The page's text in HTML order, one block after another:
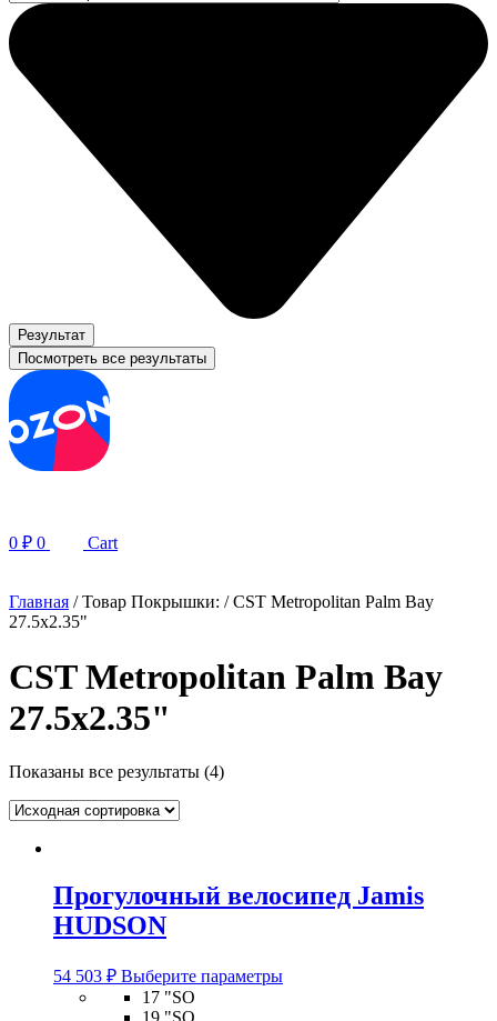
Результат
Посмотреть все результаты
0 ₽ 0 Cart
Главная / Товар Покрышки: / CST Metropolitan Palm Bay
27.5x2.35"
CST Metropolitan Palm Bay
27.5x2.35"
Показаны все результаты (4)
Прогулочный велосипед Jamis
HUDSON
54 503 ₽ Выберите параметрыЭтот
17 "SO
19 "SO